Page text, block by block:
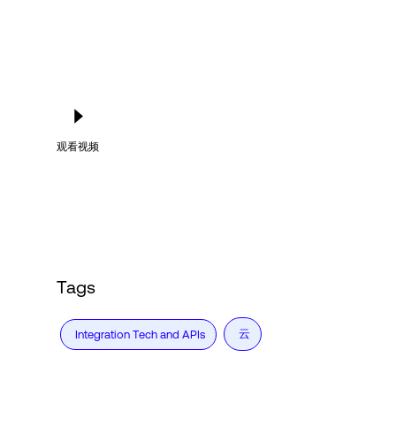
观看视频
Tags
Integration Tech and APIs 云